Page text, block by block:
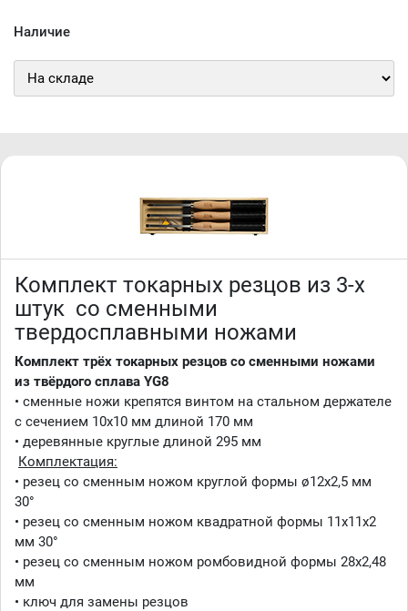
Наличие
Комплект токарных резцов из 3-х
штук со сменными
твердосплавными ножами
Комплект трёх токарных резцов со сменными ножами
из твёрдого сплава YG8
• сменные ножи крепятся винтом на стальном держателе
с сечением 10х10 мм длиной 170 мм
• деревянные круглые длиной 295 мм
Комплектация:
• резец со сменным ножом круглой формы ø12x2,5 мм
30°
• резец со сменным ножом квадратной формы 11x11x2
мм 30°
• резец со сменным ножом ромбовидной формы 28x2,48
мм
• ключ для замены резцов